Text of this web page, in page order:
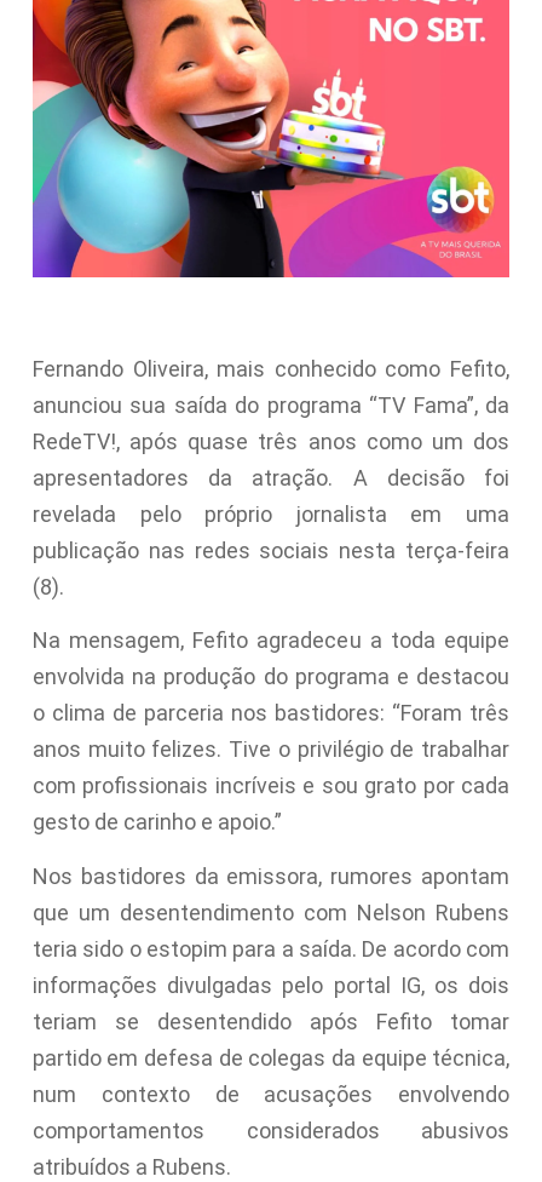
Fernando Oliveira, mais conhecido como Fefito,
anunciou sua saída do programa “TV Fama”, da
RedeTV!, após quase três anos como um dos
apresentadores da atração. A decisão foi
revelada pelo próprio jornalista em uma
publicação nas redes sociais nesta terça-feira
(8).
Na mensagem, Fefito agradeceu a toda equipe
envolvida na produção do programa e destacou
o clima de parceria nos bastidores: “Foram três
anos muito felizes. Tive o privilégio de trabalhar
com profissionais incríveis e sou grato por cada
gesto de carinho e apoio.”
Nos bastidores da emissora, rumores apontam
que um desentendimento com Nelson Rubens
teria sido o estopim para a saída. De acordo com
informações divulgadas pelo portal IG, os dois
teriam se desentendido após Fefito tomar
partido em defesa de colegas da equipe técnica,
num contexto de acusações envolvendo
comportamentos considerados abusivos
atribuídos a Rubens.